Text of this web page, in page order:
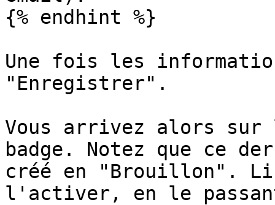
{% endhint %}
Une fois les
"Enregistrer".
Vous arrivez alors
badge. Notez que ce
créé en "Brouillon".
l'activer, en le